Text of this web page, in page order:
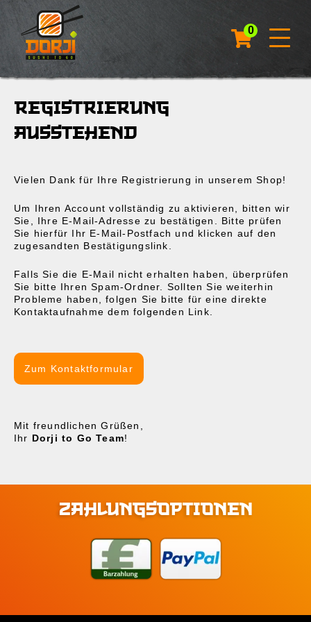
0
REGISTRIERUNG
AUSSTEHEND
Vielen Dank für Ihre Registrierung in unserem Shop!
Um Ihren Account vollständig zu aktivieren, bitten wir
Sie, Ihre E-Mail-Adresse zu bestätigen. Bitte prüfen
Sie hierfür Ihr E-Mail-Postfach und klicken auf den
zugesandten Bestätigungslink.
Falls Sie die E-Mail nicht erhalten haben, überprüfen
Sie bitte Ihren Spam-Ordner. Sollten Sie weiterhin
Probleme haben, folgen Sie bitte für eine direkte
Kontaktaufnahme dem folgenden Link.
Zum Kontaktformular
Mit freundlichen Grüßen,
Ihr Dorji to Go Team!
ZAHLUNGSOPTIONEN